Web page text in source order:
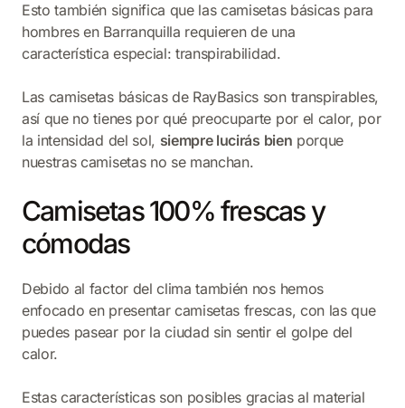
Esto también significa que las camisetas básicas para
hombres en Barranquilla requieren de una
característica especial: transpirabilidad.
Las camisetas básicas de RayBasics son transpirables,
así que no tienes por qué preocuparte por el calor, por
la intensidad del sol, siempre lucirás bien porque
nuestras camisetas no se manchan.
Camisetas 100% frescas y
cómodas
Debido al factor del clima también nos hemos
enfocado en presentar camisetas frescas, con las que
puedes pasear por la ciudad sin sentir el golpe del
calor.
Estas características son posibles gracias al material